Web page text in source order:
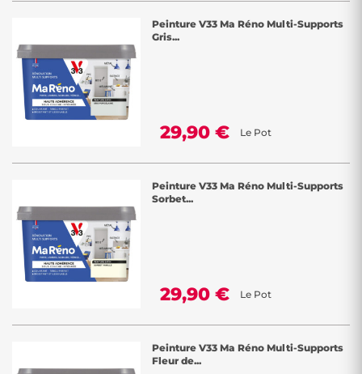
Peinture V33 Ma Réno Multi-Supports
Gris...
29,90 € Le Pot
Peinture V33 Ma Réno Multi-Supports
Sorbet...
29,90 € Le Pot
Peinture V33 Ma Réno Multi-Supports
Fleur de...